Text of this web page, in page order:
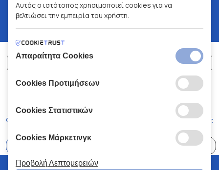
ΧΑΛΚΙΑΔΑΚΗΣ Α.Ε.
Όροι και Προϋποθέσεις Κώδικας Δεοντολογίας
Αυτός ο ιστότοπος χρησιμοποιεί cookies για να
βελτιώσει την εμπειρία του χρήστη.
Απαραίτητα Cookies
Cookies Προτιμήσεων
Cookies Στατιστικών
Cookies Μάρκετινγκ
Προβολή Λεπτομερειών